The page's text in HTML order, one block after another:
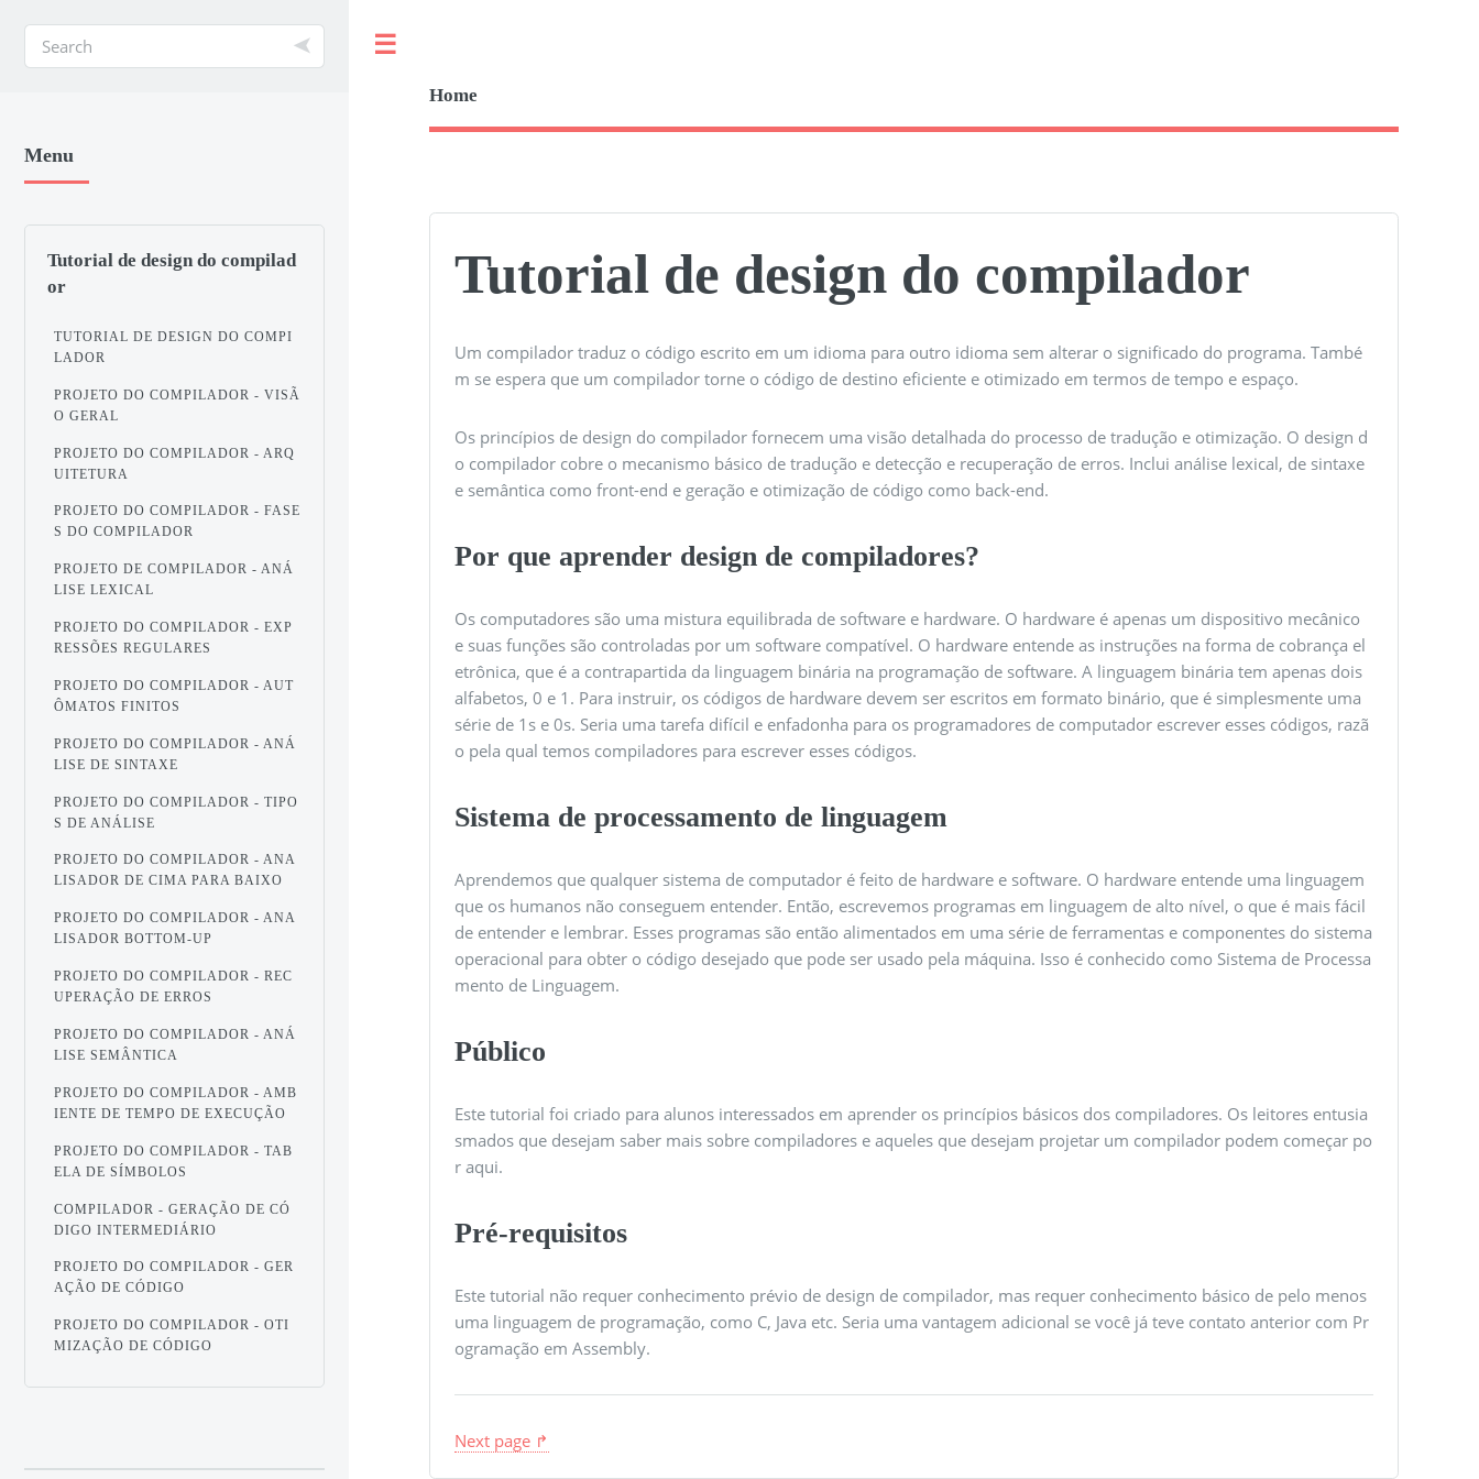
Home
Tutorial de design do compilador
Um compilador traduz o código escrito em um idioma para outro idioma sem alterar o significado do programa. També
m se espera que um compilador torne o código de destino eficiente e otimizado em termos de tempo e espaço.
Os princípios de design do compilador fornecem uma visão detalhada do processo de tradução e otimização. O design d
o compilador cobre o mecanismo básico de tradução e detecção e recuperação de erros. Inclui análise lexical, de sintaxe
e semântica como front-end e geração e otimização de código como back-end.
Por que aprender design de compiladores?
Os computadores são uma mistura equilibrada de software e hardware. O hardware é apenas um dispositivo mecânico
e suas funções são controladas por um software compatível. O hardware entende as instruções na forma de cobrança el
etrônica, que é a contrapartida da linguagem binária na programação de software. A linguagem binária tem apenas dois
alfabetos, 0 e 1. Para instruir, os códigos de hardware devem ser escritos em formato binário, que é simplesmente uma
série de 1s e 0s. Seria uma tarefa difícil e enfadonha para os programadores de computador escrever esses códigos, razã
o pela qual temos compiladores para escrever esses códigos.
Sistema de processamento de linguagem
Aprendemos que qualquer sistema de computador é feito de hardware e software. O hardware entende uma linguagem
que os humanos não conseguem entender. Então, escrevemos programas em linguagem de alto nível, o que é mais fácil
de entender e lembrar. Esses programas são então alimentados em uma série de ferramentas e componentes do sistema
operacional para obter o código desejado que pode ser usado pela máquina. Isso é conhecido como Sistema de Processa
mento de Linguagem.
Público
Este tutorial foi criado para alunos interessados ​​em aprender os princípios básicos dos compiladores. Os leitores entusia
smados que desejam saber mais sobre compiladores e aqueles que desejam projetar um compilador podem começar po
r aqui.
Pré-requisitos
Este tutorial não requer conhecimento prévio de design de compilador, mas requer conhecimento básico de pelo menos
uma linguagem de programação, como C, Java etc. Seria uma vantagem adicional se você já teve contato anterior com Pr
ogramação em Assembly.
Next page ↱
Menu
Tutorial de design do compilad
or
TUTORIAL DE DESIGN DO COMPI
LADOR
PROJETO DO COMPILADOR - VISÃ
O GERAL
PROJETO DO COMPILADOR - ARQ
UITETURA
PROJETO DO COMPILADOR - FASE
S DO COMPILADOR
PROJETO DE COMPILADOR - ANÁ
LISE LEXICAL
PROJETO DO COMPILADOR - EXP
RESSÕES REGULARES
PROJETO DO COMPILADOR - AUT
ÔMATOS FINITOS
PROJETO DO COMPILADOR - ANÁ
LISE DE SINTAXE
PROJETO DO COMPILADOR - TIPO
S DE ANÁLISE
PROJETO DO COMPILADOR - ANA
LISADOR DE CIMA PARA BAIXO
PROJETO DO COMPILADOR - ANA
LISADOR BOTTOM-UP
PROJETO DO COMPILADOR - REC
UPERAÇÃO DE ERROS
PROJETO DO COMPILADOR - ANÁ
LISE SEMÂNTICA
PROJETO DO COMPILADOR - AMB
IENTE DE TEMPO DE EXECUÇÃO
PROJETO DO COMPILADOR - TAB
ELA DE SÍMBOLOS
COMPILADOR - GERAÇÃO DE CÓ
DIGO INTERMEDIÁRIO
PROJETO DO COMPILADOR - GER
AÇÃO DE CÓDIGO
PROJETO DO COMPILADOR - OTI
MIZAÇÃO DE CÓDIGO